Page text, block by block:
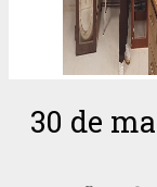
30 de